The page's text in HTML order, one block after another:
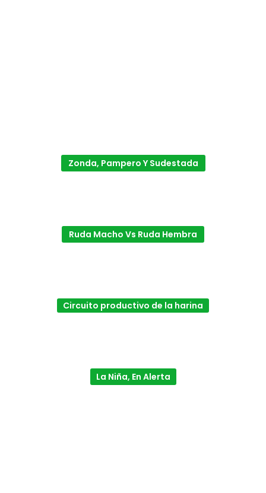
Zonda, Pampero Y Sudestada
Ruda Macho Vs Ruda Hembra
Circuito productivo de la harina
La Niña, En Alerta